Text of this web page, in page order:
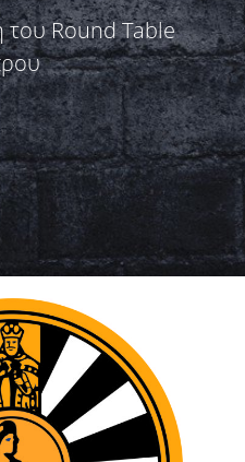
του Round Table